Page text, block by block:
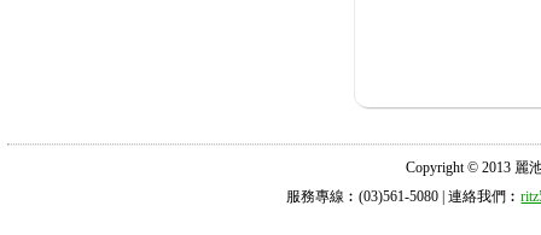
Copyright © 2013 麗
服務專線︰(03)561-5080 | 連絡我們︰